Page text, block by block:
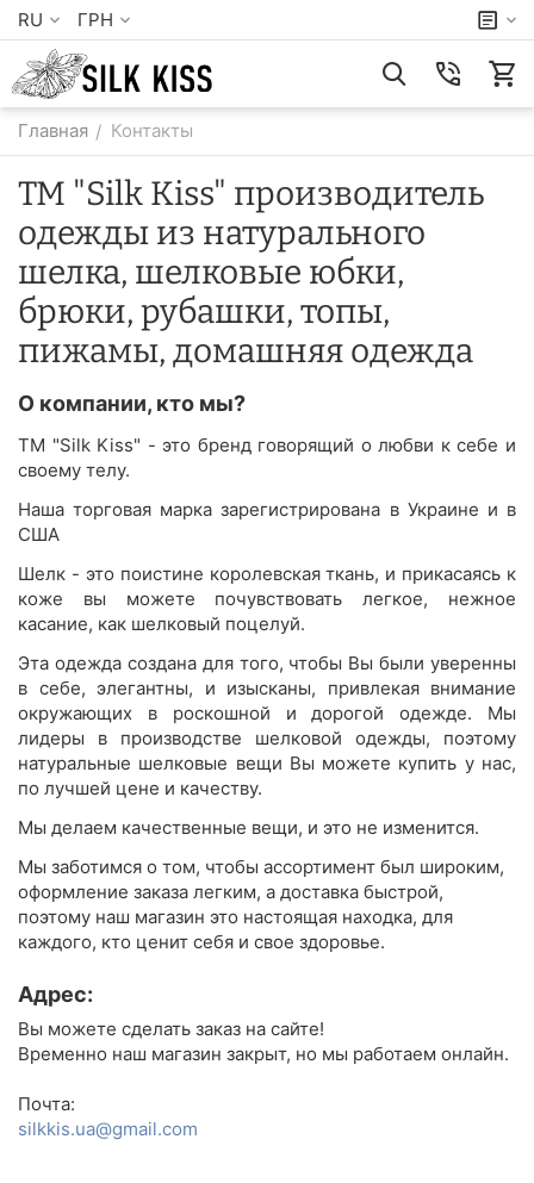
RU ГРН
Главная / Контакты
TM "Silk Kiss" производитель
одежды из натурального
шелка, шелковые юбки,
брюки, рубашки, топы,
пижамы, домашняя одежда
О компании, кто мы?
TM "Silk Kiss" - это бренд говорящий о любви к себе и
своему телу.
Наша торговая марка зарегистрирована в Украине и в
США
Шелк - это поистине королевская ткань, и прикасаясь к
коже вы можете почувствовать легкое, нежное
касание, как шелковый поцелуй.
Эта одежда создана для того, чтобы Вы были уверенны
в себе, элегантны, и изысканы, привлекая внимание
окружающих в роскошной и дорогой одежде. Мы
лидеры в производстве шелковой одежды, поэтому
натуральные шелковые вещи Вы можете купить у нас,
по лучшей цене и качеству.
Мы делаем качественные вещи, и это не изменится.
Мы заботимся о том, чтобы ассортимент был широким,
оформление заказа легким, а доставка быстрой,
поэтому наш магазин это настоящая находка, для
каждого, кто ценит себя и свое здоровье.
Адрес:
Вы можете сделать заказ на сайте!
Временно наш магазин закрыт, но мы работаем онлайн.
Почта:
silkkis.ua@gmail.com